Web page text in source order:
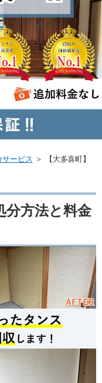
サービス ＞
【大多喜町】
分方法と料金